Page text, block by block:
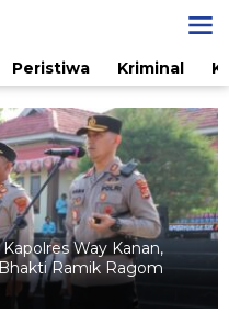
Peristiwa Kriminal
Way Kanan,
Ramik Ragom